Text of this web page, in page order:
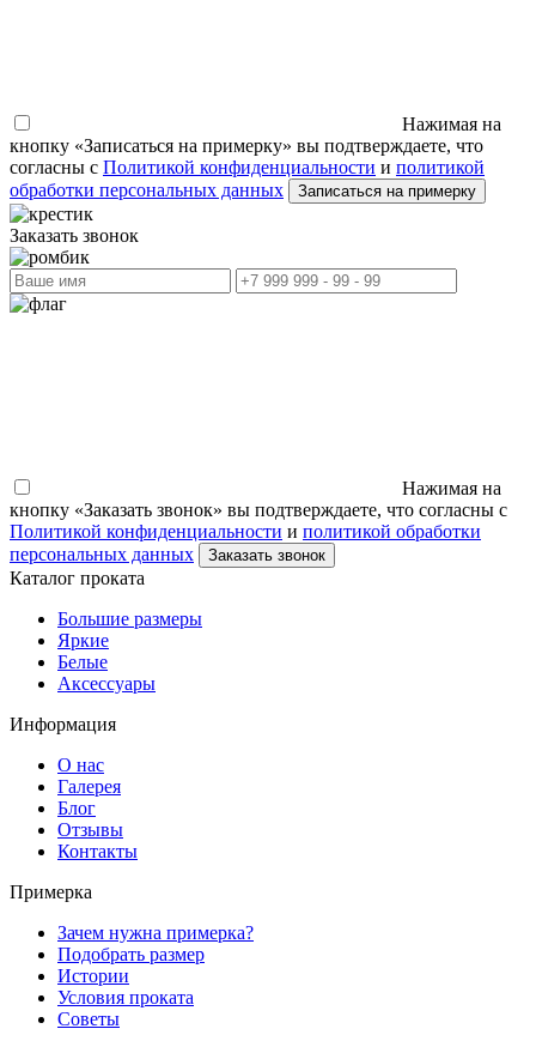
Нажимая на
кнопку «Записаться на примерку» вы подтверждаете, что
согласны с Политикой конфиденциальности и политикой
обработки персональных данных
Записаться на примерку
Заказать звонок
Нажимая на
кнопку «Заказать звонок» вы подтверждаете, что согласны с
Политикой конфиденциальности и политикой обработки
персональных данных
Заказать звонок
Каталог проката
Большие размеры
Яркие
Белые
Аксессуары
Информация
О нас
Галерея
Блог
Отзывы
Контакты
Примерка
Зачем нужна примерка?
Подобрать размер
Истории
Условия проката
Советы